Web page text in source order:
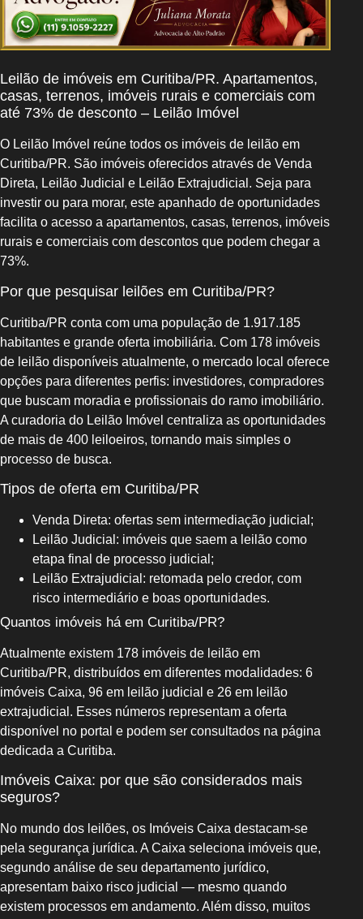
Leilão de imóveis em Curitiba/PR. Apartamentos,
casas, terrenos, imóveis rurais e comerciais com
até 73% de desconto – Leilão Imóvel
O Leilão Imóvel reúne todos os imóveis de leilão em
Curitiba/PR. São imóveis oferecidos através de Venda
Direta, Leilão Judicial e Leilão Extrajudicial. Seja para
investir ou para morar, este apanhado de oportunidades
facilita o acesso a apartamentos, casas, terrenos, imóveis
rurais e comerciais com descontos que podem chegar a
73%.
Por que pesquisar leilões em Curitiba/PR?
Curitiba/PR conta com uma população de 1.917.185
habitantes e grande oferta imobiliária. Com 178 imóveis
de leilão disponíveis atualmente, o mercado local oferece
opções para diferentes perfis: investidores, compradores
que buscam moradia e profissionais do ramo imobiliário.
A curadoria do Leilão Imóvel centraliza as oportunidades
de mais de 400 leiloeiros, tornando mais simples o
processo de busca.
Tipos de oferta em Curitiba/PR
Venda Direta: ofertas sem intermediação judicial;
Leilão Judicial: imóveis que saem a leilão como
etapa final de processo judicial;
Leilão Extrajudicial: retomada pelo credor, com
risco intermediário e boas oportunidades.
Quantos imóveis há em Curitiba/PR?
Atualmente existem 178 imóveis de leilão em
Curitiba/PR, distribuídos em diferentes modalidades: 6
imóveis Caixa, 96 em leilão judicial e 26 em leilão
extrajudicial. Esses números representam a oferta
disponível no portal e podem ser consultados na página
dedicada a Curitiba.
Imóveis Caixa: por que são considerados mais
seguros?
No mundo dos leilões, os Imóveis Caixa destacam‑se
pela segurança jurídica. A Caixa seleciona imóveis que,
segundo análise de seu departamento jurídico,
apresentam baixo risco judicial — mesmo quando
existem processos em andamento. Além disso, muitos